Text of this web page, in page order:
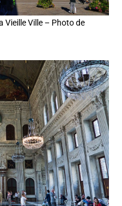
Vieille Ville – Photo de